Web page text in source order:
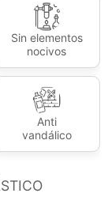
Sin elementos
nocivos
Anti
vandálico